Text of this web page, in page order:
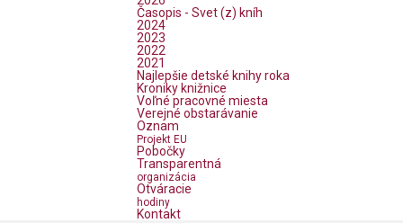
Časopis - Svet (z) kníh
2024
2023
2022
2021
Najlepšie detské knihy roka
Kroniky knižnice
Voľné pracovné miesta
Verejné obstarávanie
Oznam
Projekt EU
Pobočky
Transparentná
organizácia
Otváracie
hodiny
Kontakt